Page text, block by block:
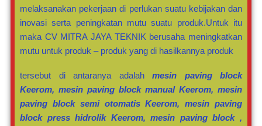
melaksanakan pekerjaan di perlukan suatu kebijakan dan
inovasi serta peningkatan mutu suatu produk.Untuk itu
maka CV MITRA JAYA TEKNIK berusaha meningkatkan
mutu untuk produk – produk yang di hasilkannya produk
tersebut di antaranya adalah mesin paving block
Keerom, mesin paving block manual Keerom, mesin
paving block semi otomatis Keerom, mesin paving
block press hidrolik Keerom, mesin paving block ,